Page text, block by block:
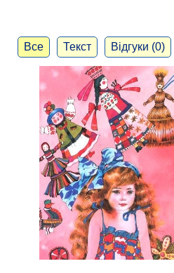
Все Текст Відгуки (0)